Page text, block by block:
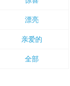
漂亮
亲爱的
全部